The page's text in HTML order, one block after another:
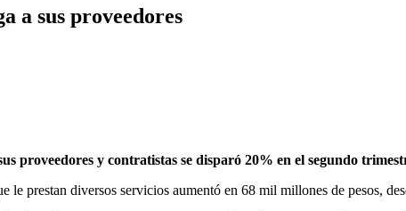
a sus proveedores
proveedores y contratistas se disparó 20% en el segundo
le prestan diversos servicios aumentó en 68 mil millones de pesos,